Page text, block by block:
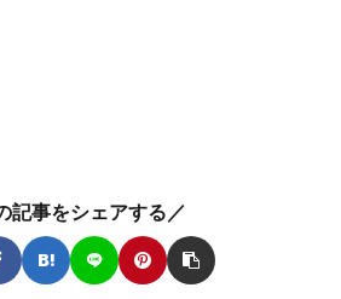
記事をシェアする／